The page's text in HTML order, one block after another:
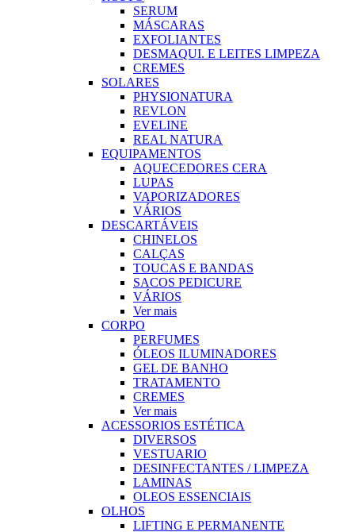
SERUM
MÁSCARAS
EXFOLIANTES
DESMAQUI. E LEITES LIMPEZA
CREMES
SOLARES
PHYSIONATURA
REVLON
EVELINE
REAL NATURA
EQUIPAMENTOS
AQUECEDORES CERA
LUPAS
VAPORIZADORES
VÁRIOS
DESCARTÁVEIS
CHINELOS
CALÇAS
TOUCAS E BANDAS
SACOS PEDICURE
VÁRIOS
Ver mais
CORPO
PERFUMES
ÓLEOS ILUMINADORES
GEL DE BANHO
TRATAMENTO
CREMES
Ver mais
ACESSORIOS ESTÉTICA
DIVERSOS
VESTUARIO
DESINFECTANTES / LIMPEZA
LAMINAS
OLEOS ESSENCIAIS
OLHOS
LIFTING E PERMANENTE